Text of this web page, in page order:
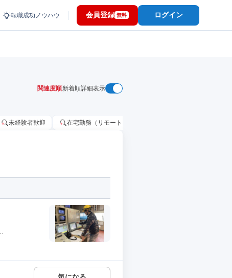
転職成功ノウハウ 会員登録 無料 ログイン
関連度順新着順詳細表示
未経験者歓迎 在宅勤務（リモートワーク）OK